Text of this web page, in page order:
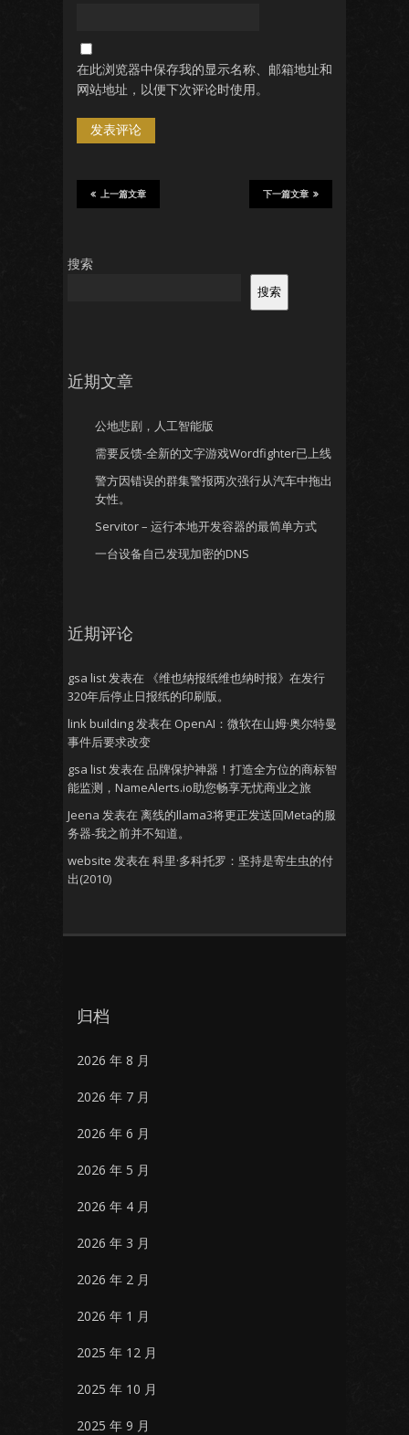
在此浏览器中保存我的显示名称、邮箱地址和
网站地址，以便下次评论时使用。
下一篇文章
上一篇文章
搜索
搜索
近期文章
公地悲剧，人工智能版
需要反馈-全新的文字游戏Wordfighter已上线
警方因错误的群集警报两次强行从汽车中拖出
女性。
Servitor – 运行本地开发容器的最简单方式
一台设备自己发现加密的DNS
近期评论
gsa list发表在
《维也纳报纸维也纳时报》在发行
320年后停止日报纸的印刷版。
link building发表在 OpenAI：微软在山姆·奥尔特曼
事件后要求改变
gsa list发表在 品牌保护神器！打造全方位的商标智
能监测，NameAlerts.io助您畅享无忧商业之旅
Jeena 发表在 离线的llama3将更正发送回Meta的服
务器-我之前并不知道。
website 发表在 科里·多科托罗：坚持是寄生虫的付
出(2010)
归档
2026 年 8 月
2026 年 7 月
2026 年 6 月
2026 年 5 月
2026 年 4 月
2026 年 3 月
2026 年 2 月
2026 年 1 月
2025 年 12 月
2025 年 10 月
2025 年 9 月